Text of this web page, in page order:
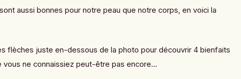
aussi bonnes pour notre peau que notre corps, en voici la
flèches juste en-dessous de la photo pour découvrir 4 bienfaits
vous ne connaissiez peut-être pas encore...